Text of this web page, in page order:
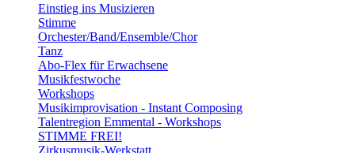
Einstieg ins Musizieren
Stimme
Orchester/Band/Ensemble/Chor
Tanz
Abo-Flex für Erwachsene
Musikfestwoche
Workshops
Musikimprovisation - Instant Composing
Talentregion Emmental - Workshops
STIMME FREI!
Zirkusmusik-Werkstatt